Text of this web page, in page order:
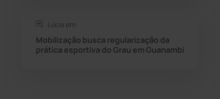
Lúcia em:
Mobilização busca regularização da
prática esportiva do Grau em Guanambi